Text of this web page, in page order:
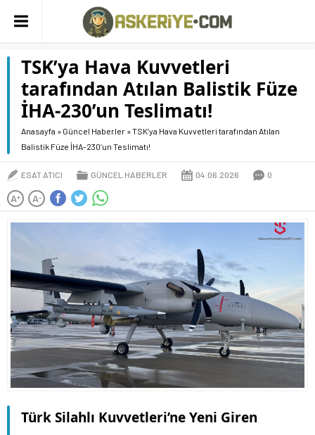
TSK’ya Hava Kuvvetleri
tarafından Atılan Balistik Füze
İHA-230’un Teslimatı!
Anasayfa » Güncel Haberler »TSK’ya Hava Kuvvetleri tarafından Atılan
Balistik Füze İHA-230’un Teslimatı!
ESAT ATICI GÜNCEL HABERLER 04.06.2026 0
A+ A-
Türk Silahlı Kuvvetleri’ne Yeni Giren